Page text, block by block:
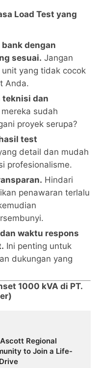
Load Test yang
dengan
sesuai. Jangan
yang tidak cocok
Anda.
teknisi dan
sudah
proyek serupa?
test
detail dan mudah
profesionalisme.
Hindari
penawaran terlalu
waktu respons
Ini penting untuk
dukungan yang
1000 kVA di PT.
Regional
to Join a Life-